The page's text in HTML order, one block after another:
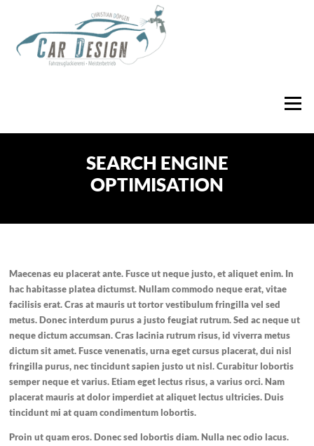
springen
Menü
SEARCH ENGINE
OPTIMISATION
Maecenas eu placerat ante. Fusce ut neque justo, et aliquet enim. In
hac habitasse platea dictumst. Nullam commodo neque erat, vitae
facilisis erat. Cras at mauris ut tortor vestibulum fringilla vel sed
metus. Donec interdum purus a justo feugiat rutrum. Sed ac neque ut
neque dictum accumsan. Cras lacinia rutrum risus, id viverra metus
dictum sit amet. Fusce venenatis, urna eget cursus placerat, dui nisl
fringilla purus, nec tincidunt sapien justo ut nisl. Curabitur lobortis
semper neque et varius. Etiam eget lectus risus, a varius orci. Nam
placerat mauris at dolor imperdiet at aliquet lectus ultricies. Duis
tincidunt mi at quam condimentum lobortis.
Proin ut quam eros. Donec sed lobortis diam. Nulla nec odio lacus.